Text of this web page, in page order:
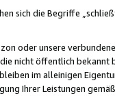
sich die Begriffe
oder unsere
nicht öffentlich
im alleinigen
Ihrer Leistungen